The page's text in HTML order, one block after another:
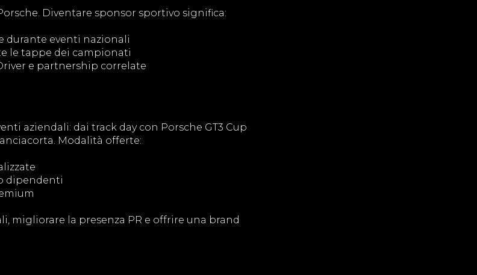
Diventare sponsor sportivo significa:
durante eventi nazionali
le tappe dei campionati
e partnership correlate
aziendali: dai track day con Porsche GT3 Cup
Modalità offerte:
dipendenti
migliorare la presenza PR e offrire una brand